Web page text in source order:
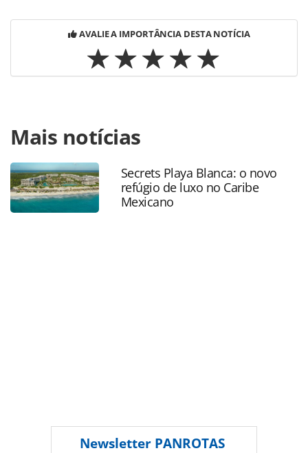
AVALIE A IMPORTÂNCIA DESTA NOTÍCIA
https://www.panrotas.com.br/mercado/consolidadoras/
sao-as-melhores-consolidadoras-do-brasil-veja-os-
finalistas-de-2026_227206.html ou as ferramentas
oferecidas na página. Todo o conteúdo produzido pela
PANROTAS Editora é protegido pela legislação brasileira
sobre direito autoral. Não reproduza o conteúdo sem
Mais notícias
Secrets Playa Blanca: o novo
refúgio de luxo no Caribe
Mexicano
Newsletter PANROTAS